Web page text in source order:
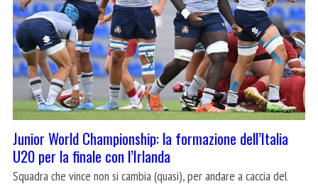
Junior World Championship: la formazione dell’Italia
U20 per la finale con l’Irlanda
Squadra che vince non si cambia (quasi), per andare a caccia del